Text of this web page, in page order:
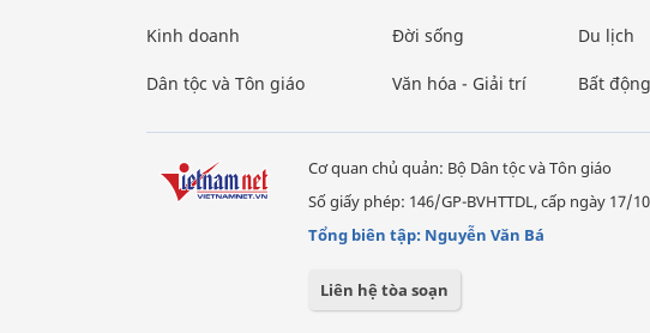
Kinh doanh
Dân tộc và Tôn giáo
Đời sống
Văn hóa - Giải trí
Du lịch
Bất
Cơ quan chủ quản: Bộ Dân tộc và Tôn giáo
Số giấy phép: 146/GP-BVHTTDL, cấp ngày 17/
Tổng biên tập: Nguyễn Văn Bá
Liên hệ tòa soạn